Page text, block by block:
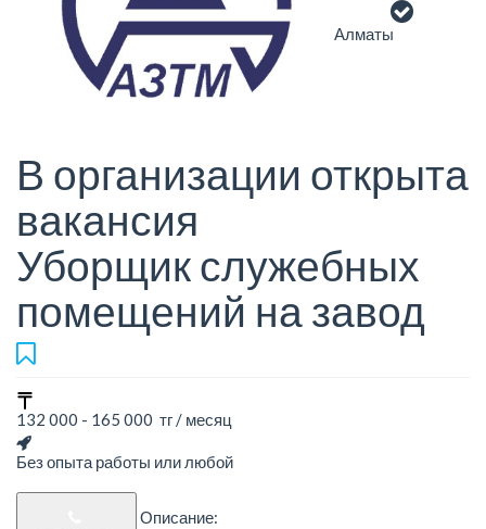
Алматы
В организации открыта
вакансия
Уборщик служебных
помещений на завод
132 000 - 165 000 тг / месяц
Без опыта работы или любой
Описание: